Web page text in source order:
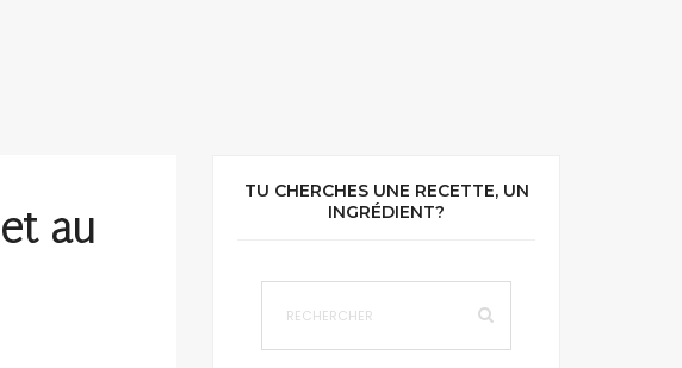
au
TU CHERCHES UNE RECETTE, UN
INGRÉDIENT?